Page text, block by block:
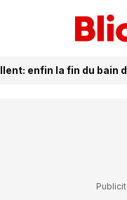
enfin la fin du bain